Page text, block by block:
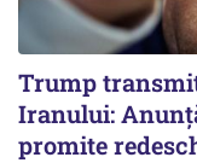
Trump
Iranului:
promite